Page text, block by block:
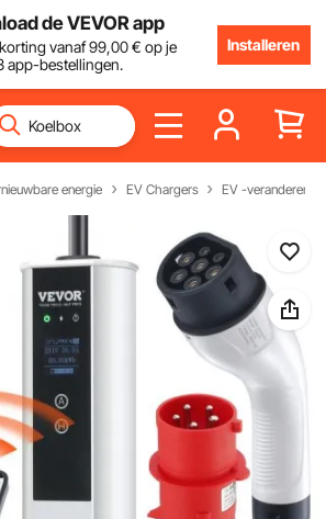
de VEVOR app
korting vanaf99,00€ op je
app-bestellingen.
Installeren
energie EV Chargers EV -